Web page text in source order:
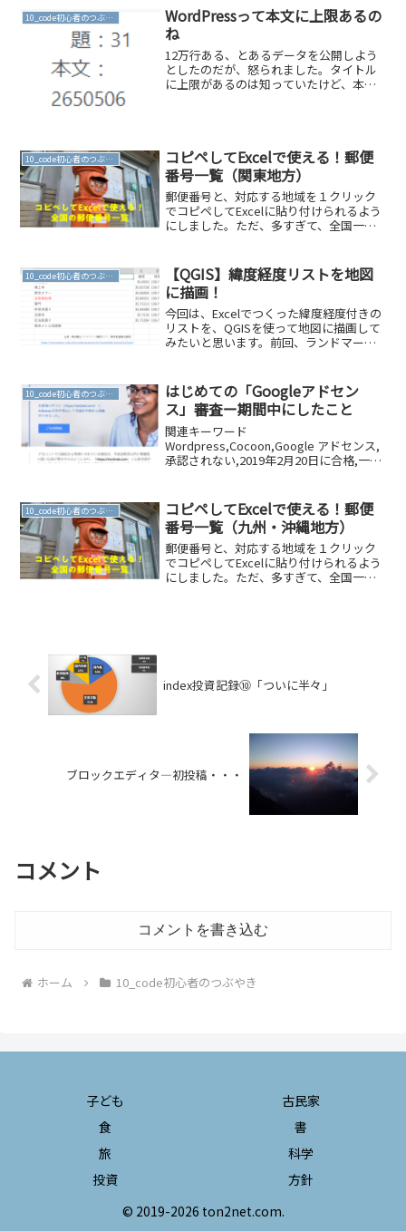
ね。その中の一つ、「古いデータベース
サーバ...
10_code初心者のつぶやき
WordPressって本文に上限あるの
ね
12万行ある、とあるデータを公開しよう
としたのだが、怒られました。タイトル
に上限があるのは知っていたけど、本文
10_code初心者のつぶやき
コピペしてExcelで使える！郵便
番号一覧（関東地方）
郵便番号と、対応する地域を１クリック
でコピペしてExcelに貼り付けられるよう
にしました。ただ、多すぎて、全国一括
に展開します。このページは、関東一都
六県（東京...
10_code初心者のつぶやき
【QGIS】緯度経度リストを地図
に描画！
今回は、Excelでつくった緯度経度付きの
リストを、QGISを使って地図に描画して
みたいと思います。前回、ランドマーク
リストをExcelで作っていました。これ
を、CSV...
10_code初心者のつぶやき
はじめての「Googleアドセン
ス」審査ー期間中にしたこと
関連キーワード
Wordpress,Cocoon,Google アドセンス,
承認されない,2019年2月20日に合格,一発
ち・・・長かったですね。ついに、来ま
し...
10_code初心者のつぶやき
コピペしてExcelで使える！郵便
番号一覧（九州・沖縄地方）
郵便番号と、対応する地域を１クリック
でコピペしてExcelに貼り付けられるよう
にしました。ただ、多すぎて、全国一括
index投資記録⑩「ついに半々」
ブロックエディタ―初投稿・・・
コメント
コメントを書き込む
ホーム 10_code初心者のつぶやき
子ども
古民家
食
書
旅
科学
投資
方針
© 2019-2026 ton2net.com.